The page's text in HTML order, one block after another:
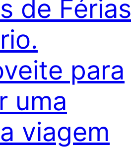
de Férias
para
uma
viagem